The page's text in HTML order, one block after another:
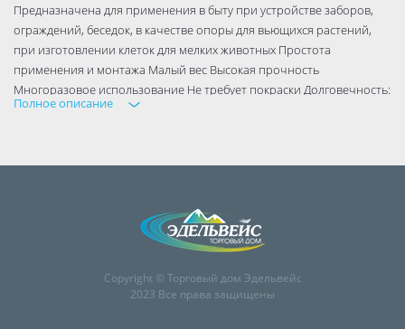
Предназначена для применения в быту при устройстве заборов,
ограждений, беседок, в качестве опоры для вьющихся растений,
при изготовлении клеток для мелких животных Простота
применения и монтажа Малый вес Высокая прочность
Многоразовое использование Не требует покраски Долговечность:
не разрушается под воздействием солнца и воды Экологичность:
Полное описание
Copyright © Торговый дом Эдельвейс
2023 Все права защищены